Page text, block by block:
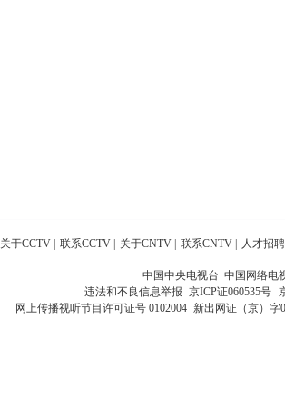
关于CCTV 联系CCTV 关于CNTV 联系CNTV 人才招聘
中国中央电视台 中国网络电
违法和不良信息举报 京ICP证060535号
网上传播视听节目许可证号 0102004 新出网证（京）